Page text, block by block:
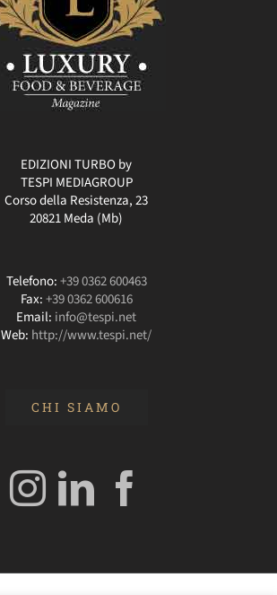
EDIZIONI TURBO by
TESPI MEDIAGROUP
Corso della Resistenza, 23
20821 Meda (Mb)
Telefono:+39 0362 600463
Fax:+39 0362 600616
Email: info@tespi.net
Web: http://www.tespi.net/
CHI SIAMO